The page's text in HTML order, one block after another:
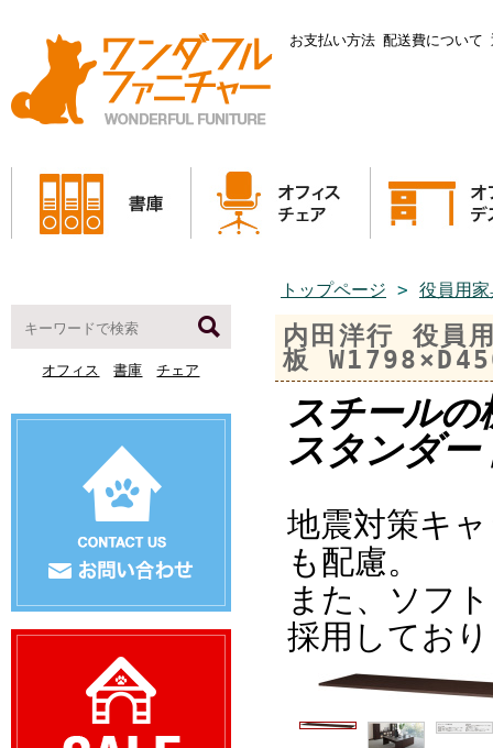
お支払い方法 配送費について
オフィス 書庫 チェア
トップページ > 役員用
内田洋行 役員
板
スチールの
スタンダー
地震対策キ
も配慮。
また、ソフ
採用してお